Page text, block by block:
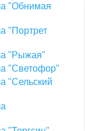
"Обнимая
"Портрет
"Рыжая"
"Светофор"
"Сельский